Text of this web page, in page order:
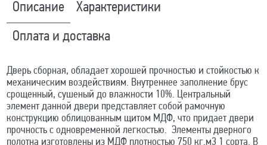
Описание Характеристики
Оплата и доставка
Дверь сборная, обладает хорошей прочностью и стойкостью к
механическим воздействиям. Внутреннее заполнение брус
срощенный, сушеный до влажности 10%. Центральный
элемент данной двери представляет собой рамочную
конструкцию облицованным щитом МДФ, что придает двери
прочность с одновременной легкостью. Элементы дверного
полотна изготовлены из МДФ плотностью 750 кг.м3 1 сорта. В